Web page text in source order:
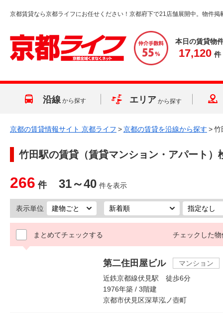
京都賃貸なら京都ライフにお任せください！京都府下で21店舗展開中。物件掲
本日の賃貸物
17,120 件
沿線 から探す エリア から探す
京都の賃貸情報サイト 京都ライフ >京都の賃貸を沿線から探す >竹
竹田駅の賃貸（賃貸マンション・アパート）
266 件 31～40 件を表示
表示単位
まとめてチェックする チェックした物
第二住田屋ビル
マンション
近鉄京都線伏見駅 徒歩6分
1976年築 / 3階建
京都市伏見区深草泓ノ壺町